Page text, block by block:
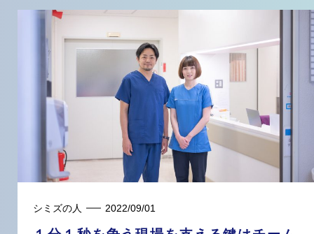
シミズの人 2022/09/01